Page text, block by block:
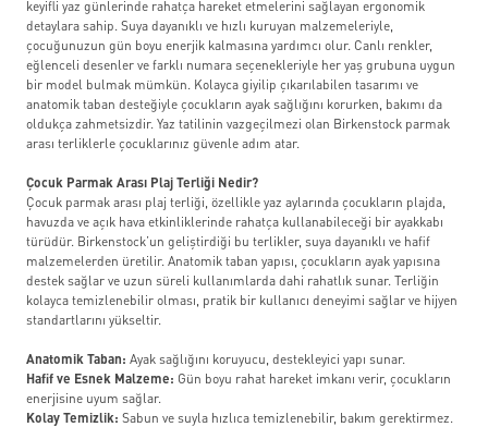
keyifli yaz günlerinde rahatça hareket etmelerini sağlayan ergonomik
detaylara sahip. Suya dayanıklı ve hızlı kuruyan malzemeleriyle,
çocuğunuzun gün boyu enerjik kalmasına yardımcı olur. Canlı renkler,
eğlenceli desenler ve farklı numara seçenekleriyle her yaş grubuna uygun
bir model bulmak mümkün. Kolayca giyilip çıkarılabilen tasarımı ve
anatomik taban desteğiyle çocukların ayak sağlığını korurken, bakımı da
oldukça zahmetsizdir. Yaz tatilinin vazgeçilmezi olan Birkenstock parmak
arası terliklerle çocuklarınız güvenle adım atar.
Çocuk Parmak Arası Plaj Terliği Nedir?
Çocuk parmak arası plaj terliği, özellikle yaz aylarında çocukların plajda,
havuzda ve açık hava etkinliklerinde rahatça kullanabileceği bir ayakkabı
türüdür. Birkenstock’un geliştirdiği bu terlikler, suya dayanıklı ve hafif
malzemelerden üretilir. Anatomik taban yapısı, çocukların ayak yapısına
destek sağlar ve uzun süreli kullanımlarda dahi rahatlık sunar. Terliğin
kolayca temizlenebilir olması, pratik bir kullanıcı deneyimi sağlar ve hijyen
standartlarını yükseltir.
Anatomik Taban: Ayak sağlığını koruyucu, destekleyici yapı sunar.
Hafif ve Esnek Malzeme: Gün boyu rahat hareket imkanı verir, çocukların
enerjisine uyum sağlar.
Kolay Temizlik: Sabun ve suyla hızlıca temizlenebilir, bakım gerektirmez.